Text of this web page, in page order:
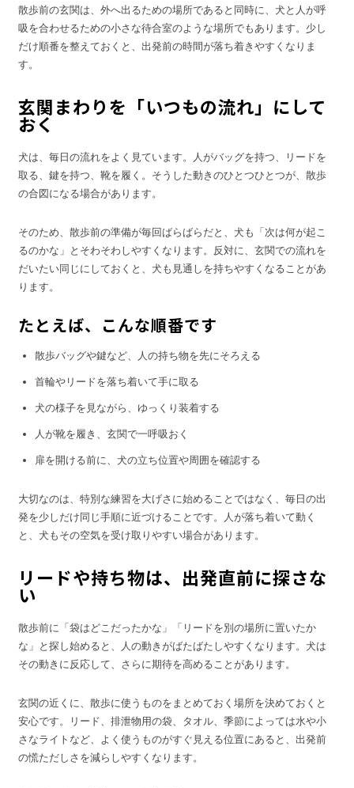
散歩前の玄関は、外へ出るための場所であると同時に、犬と人が呼
吸を合わせるための小さな待合室のような場所でもあります。少し
だけ順番を整えておくと、出発前の時間が落ち着きやすくなりま
す。
玄関まわりを「いつもの流れ」にして
おく
犬は、毎日の流れをよく見ています。人がバッグを持つ、リードを
取る、鍵を持つ、靴を履く。そうした動きのひとつひとつが、散歩
の合図になる場合があります。
そのため、散歩前の準備が毎回ばらばらだと、犬も「次は何が起こ
るのかな」とそわそわしやすくなります。反対に、玄関での流れを
だいたい同じにしておくと、犬も見通しを持ちやすくなることがあ
ります。
たとえば、こんな順番です
散歩バッグや鍵など、人の持ち物を先にそろえる
首輪やリードを落ち着いて手に取る
犬の様子を見ながら、ゆっくり装着する
人が靴を履き、玄関で一呼吸おく
扉を開ける前に、犬の立ち位置や周囲を確認する
大切なのは、特別な練習を大げさに始めることではなく、毎日の出
発を少しだけ同じ手順に近づけることです。人が落ち着いて動く
と、犬もその空気を受け取りやすい場合があります。
リードや持ち物は、出発直前に探さな
い
散歩前に「袋はどこだったかな」「リードを別の場所に置いたか
な」と探し始めると、人の動きがばたばたしやすくなります。犬は
その動きに反応して、さらに期待を高めることがあります。
玄関の近くに、散歩に使うものをまとめておく場所を決めておくと
安心です。リード、排泄物用の袋、タオル、季節によっては水や小
さなライトなど、よく使うものがすぐ見える位置にあると、出発前
の慌ただしさを減らしやすくなります。